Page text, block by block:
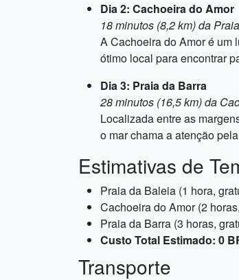
Dia 2: Cachoeira do Amor
18 minutos (8,2 km) da
A Cachoeira do Amor é um
ótimo local para encontrar
Dia 3: Praia da Barra
28 minutos (16,5 km) da
Localizada entre as
o mar chama a atenção
Estimativas de
Praia da Baleia (1 hora,
Cachoeira do Amor (2
Praia da Barra (3 horas,
Custo Total Estimado: 0
Transporte